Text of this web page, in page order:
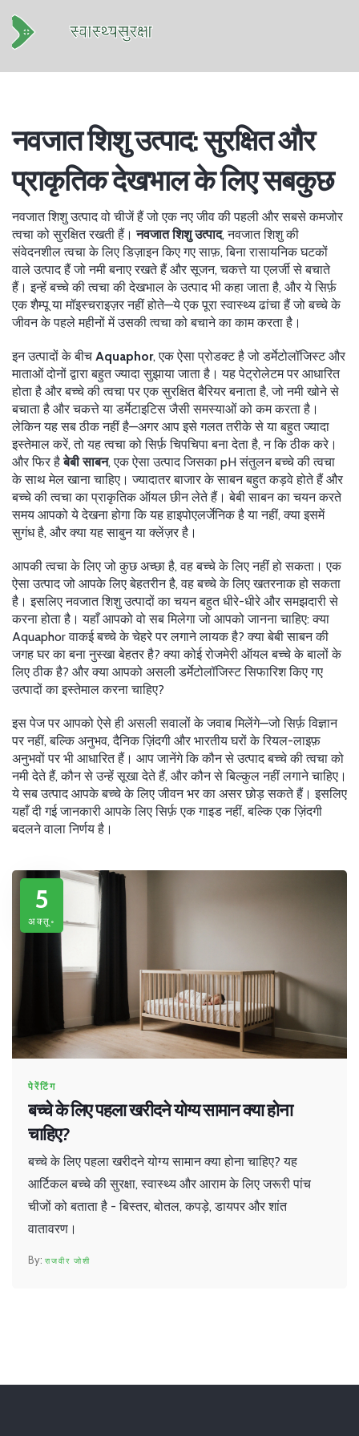
नवजात शिशु उत्पाद: सुरक्षित और
प्राकृतिक देखभाल के लिए सबकुछ
नवजात शिशु उत्पाद वो चीजें हैं जो एक नए जीव की पहली और सबसे कमजोर
त्वचा को सुरक्षित रखती हैं।नवजात शिशु उत्पाद,नवजात शिशु की
संवेदनशील त्वचा के लिए डिज़ाइन किए गए साफ़, बिना रासायनिक घटकों
वाले उत्पाद हैं जो नमी बनाए रखते हैं और सूजन, चकत्ते या एलर्जी से बचाते
हैं। इन्हेंबच्चे की त्वचा की देखभाल के उत्पादभी कहा जाता है, और ये सिर्फ़
एक शैम्पू या मॉइस्चराइज़र नहीं होते—ये एक पूरा स्वास्थ्य ढांचा हैं जो बच्चे के
जीवन के पहले महीनों में उसकी त्वचा को बचाने का काम करता है।
इन उत्पादों के बीच Aquaphor,एक ऐसा प्रोडक्ट है जो डर्मेटोलॉजिस्ट और
माताओं दोनों द्वारा बहुत ज्यादा सुझाया जाता है। यह पेट्रोलेटम पर आधारित
होता है और बच्चे की त्वचा पर एक सुरक्षित बैरियर बनाता है, जो नमी खोने से
बचाता है और चकत्ते या डर्मेटाइटिस जैसी समस्याओं को कम करता है।
लेकिन यह सब ठीक नहीं है—अगर आप इसे गलत तरीके से या बहुत ज्यादा
इस्तेमाल करें, तो यह त्वचा को सिर्फ़ चिपचिपा बना देता है, न कि ठीक करे।
और फिर हैबेबी साबन,एक ऐसा उत्पाद जिसका pH संतुलन बच्चे की त्वचा
के साथ मेल खाना चाहिए। ज्यादातर बाजार के साबन बहुत कड़वे होते हैं और
बच्चे की त्वचा का प्राकृतिक ऑयल छीन लेते हैं। बेबी साबन का चयन करते
समय आपको ये देखना होगा कि यह हाइपोएलर्जेनिक है या नहीं, क्या इसमें
सुगंध है, और क्या यह साबुन या क्लेंज़र है।
आपकी त्वचा के लिए जो कुछ अच्छा है, वह बच्चे के लिए नहीं हो सकता। एक
ऐसा उत्पाद जो आपके लिए बेहतरीन है, वह बच्चे के लिए खतरनाक हो सकता
है। इसलिए नवजात शिशु उत्पादों का चयन बहुत धीरे-धीरे और समझदारी से
करना होता है। यहाँ आपको वो सब मिलेगा जो आपको जानना चाहिए: क्या
Aquaphor वाकई बच्चे के चेहरे पर लगाने लायक है? क्या बेबी साबन की
जगह घर का बना नुस्खा बेहतर है? क्या कोई रोजमेरी ऑयल बच्चे के बालों के
लिए ठीक है? और क्या आपको असली डर्मेटोलॉजिस्ट सिफारिश किए गए
उत्पादों का इस्तेमाल करना चाहिए?
इस पेज पर आपको ऐसे ही असली सवालों के जवाब मिलेंगे—जो सिर्फ़ विज्ञान
पर नहीं, बल्कि अनुभव, दैनिक ज़िंदगी और भारतीय घरों के रियल-लाइफ़
अनुभवों पर भी आधारित हैं। आप जानेंगे कि कौन से उत्पाद बच्चे की त्वचा को
नमी देते हैं, कौन से उन्हें सूखा देते हैं, और कौन से बिल्कुल नहीं लगाने चाहिए।
ये सब उत्पाद आपके बच्चे के लिए जीवन भर का असर छोड़ सकते हैं। इसलिए
यहाँ दी गई जानकारी आपके लिए सिर्फ़ एक गाइड नहीं, बल्कि एक ज़िंदगी
बदलने वाला निर्णय है।
5
अक्तू॰
पेरेंटिंग
बच्चे के लिए पहला खरीदने योग्य सामान क्या होना
चाहिए?
बच्चे के लिए पहला खरीदने योग्य सामान क्या होना चाहिए? यह
आर्टिकल बच्चे की सुरक्षा, स्वास्थ्य और आराम के लिए जरूरी पांच
चीजों को बताता है - बिस्तर, बोतल, कपड़े, डायपर और शांत
वातावरण।
राजवीर जोशी